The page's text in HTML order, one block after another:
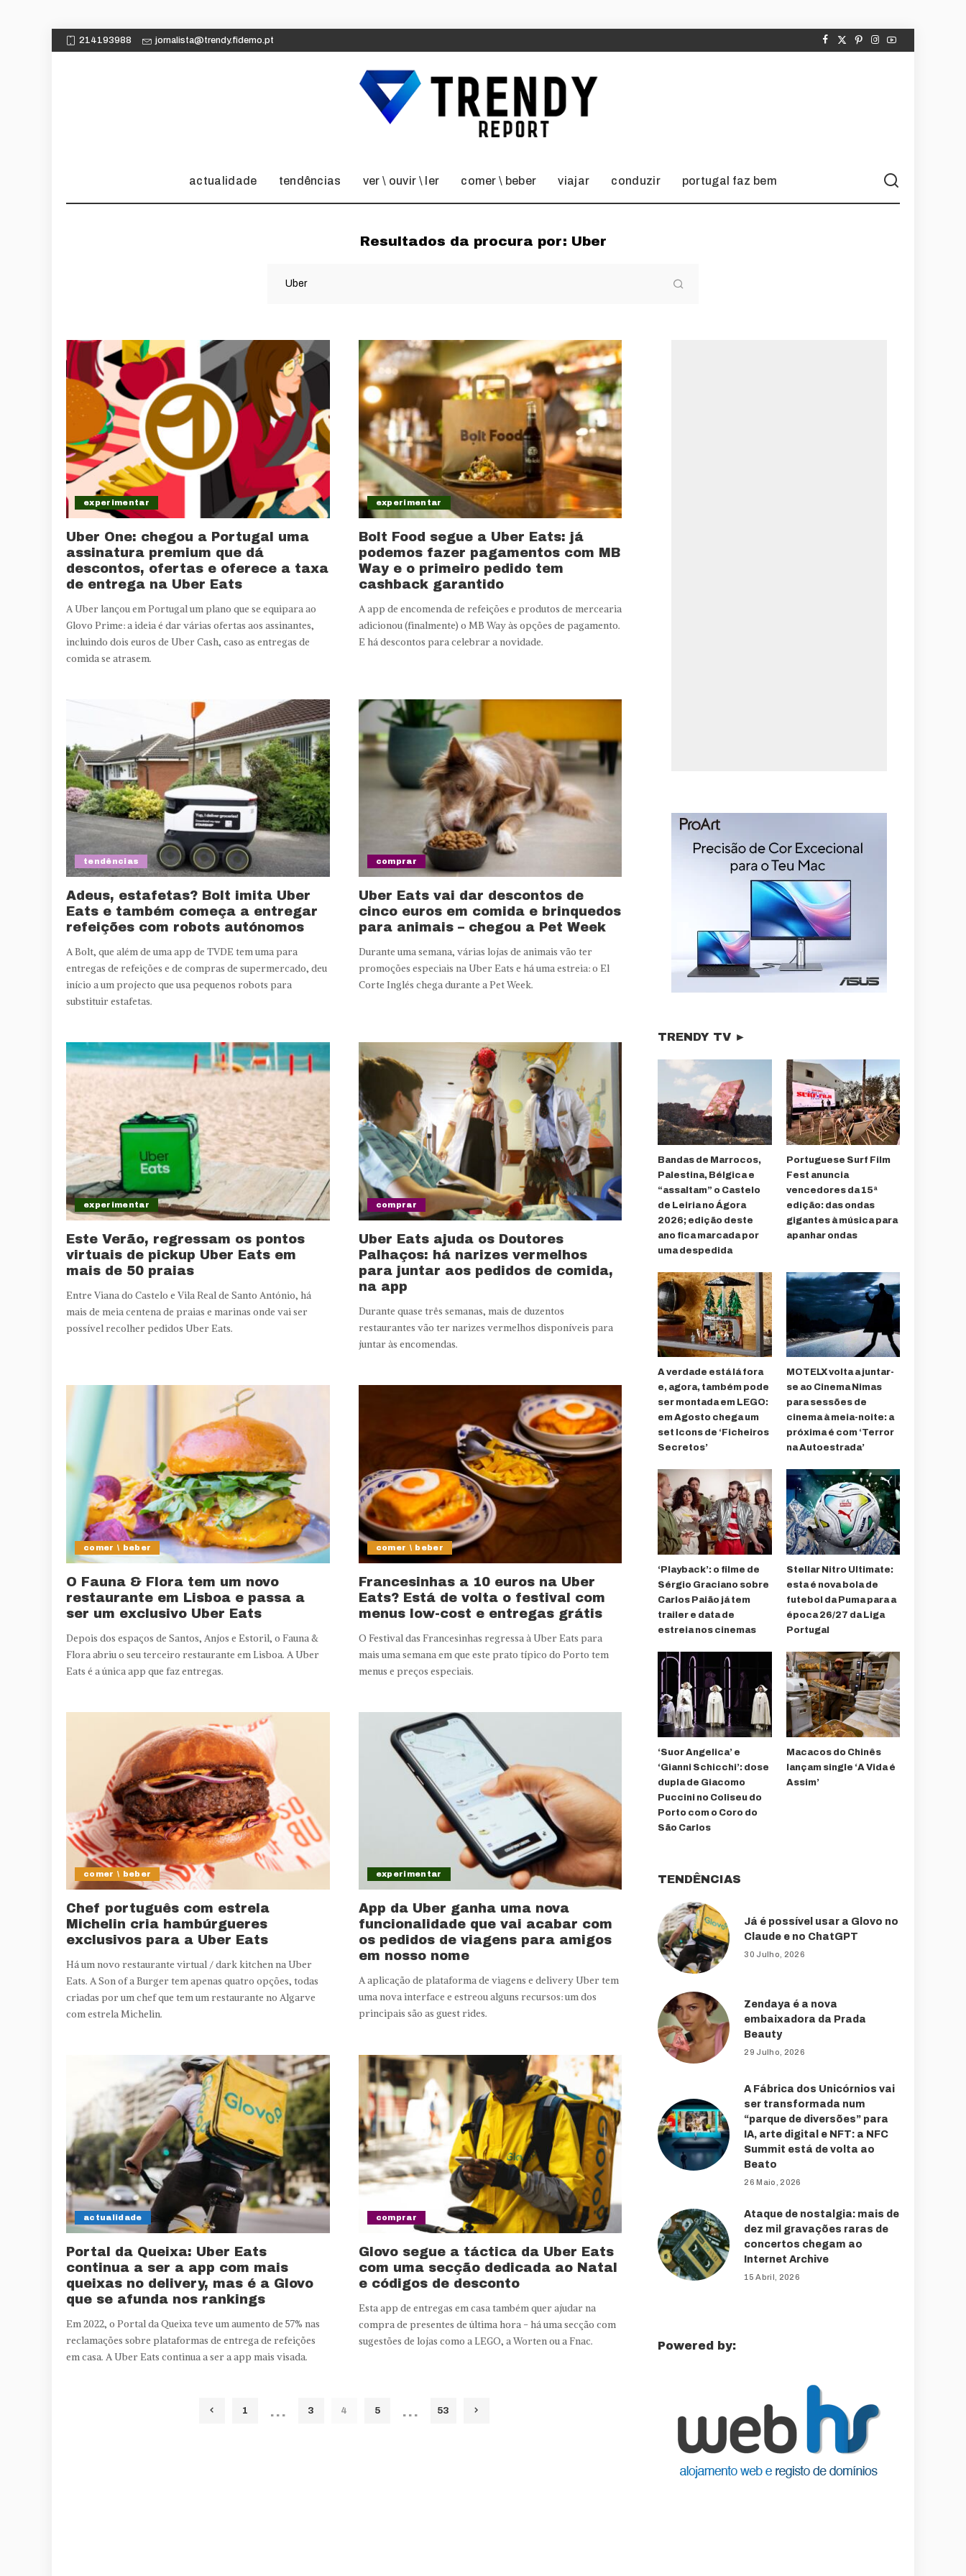
214193988 jornalista@trendy.fidemo.pt
actualidade tendências ver \ ouvir \ ler comer \ beber viajar conduzir portugal faz bem
Resultados da procura por: Uber
experimentar
Uber One: chegou a Portugal uma
assinatura premium que dá
descontos, ofertas e oferece a taxa
de entrega na Uber Eats
A Uber lançou em Portugal um plano que se equipara ao
Glovo Prime: a ideia é dar várias ofertas aos assinantes,
incluindo dois euros de Uber Cash, caso as entregas de
comida se atrasem.
experimentar
Bolt Food segue a Uber Eats: já
podemos fazer pagamentos com MB
Way e o primeiro pedido tem
cashback garantido
A app de encomenda de refeições e produtos de mercearia
adicionou (finalmente) o MB Way às opções de pagamento.
E há descontos para celebrar a novidade.
tendências
Adeus, estafetas? Bolt imita Uber
Eats e também começa a entregar
refeições com robots autónomos
A Bolt, que além de uma app de TVDE tem uma para
entregas de refeições e de compras de supermercado, deu
início a um projecto que usa pequenos robots para
substituir estafetas.
comprar
Uber Eats vai dar descontos de
cinco euros em comida e brinquedos
para animais – chegou a Pet Week
Durante uma semana, várias lojas de animais vão ter
promoções especiais na Uber Eats e há uma estreia: o El
Corte Inglés chega durante a Pet Week.
experimentar
Este Verão, regressam os pontos
virtuais de pickup Uber Eats em
mais de 50 praias
Entre Viana do Castelo e Vila Real de Santo António, há
mais de meia centena de praias e marinas onde vai ser
possível recolher pedidos Uber Eats.
comprar
Uber Eats ajuda os Doutores
Palhaços: há narizes vermelhos
para juntar aos pedidos de comida,
na app
Durante quase três semanas, mais de duzentos
restaurantes vão ter narizes vermelhos disponíveis para
juntar às encomendas.
comer \ beber
O Fauna & Flora tem um novo
restaurante em Lisboa e passa a
ser um exclusivo Uber Eats
Depois dos espaços de Santos, Anjos e Estoril, o Fauna &
Flora abriu o seu terceiro restaurante em Lisboa. A Uber
Eats é a única app que faz entregas.
comer \ beber
Francesinhas a 10 euros na Uber
Eats? Está de volta o festival com
menus low-cost e entregas grátis
O Festival das Francesinhas regressa à Uber Eats para
mais uma semana em que este prato típico do Porto tem
menus e preços especiais.
comer \ beber
Chef português com estrela
Michelin cria hambúrgueres
exclusivos para a Uber Eats
Há um novo restaurante virtual / dark kitchen na Uber
Eats. A Son of a Burger tem apenas quatro opções, todas
criadas por um chef que tem um restaurante no Algarve
com estrela Michelin.
experimentar
App da Uber ganha uma nova
funcionalidade que vai acabar com
os pedidos de viagens para amigos
em nosso nome
A aplicação de plataforma de viagens e delivery Uber tem
uma nova interface e estreou alguns recursos: um dos
principais são as guest rides.
actualidade
Portal da Queixa: Uber Eats
continua a ser a app com mais
queixas no delivery, mas é a Glovo
que se afunda nos rankings
Em 2022, o Portal da Queixa teve um aumento de 57% nas
reclamações sobre plataformas de entrega de refeições
em casa. A Uber Eats continua a ser a app mais visada.
comprar
Glovo segue a táctica da Uber Eats
com uma secção dedicada ao Natal
e códigos de desconto
Esta app de entregas em casa também quer ajudar na
compra de presentes de última hora - há uma secção com
sugestões de lojas como a LEGO, a Worten ou a Fnac.
1 … 3 4 5 … 53
TRENDY TV ►
Bandas de Marrocos,
Palestina, Bélgica e
“assaltam” o Castelo
de Leiria no Ágora
2026; edição deste
ano fica marcada por
uma despedida
Portuguese Surf Film
Fest anuncia
vencedores da 15ª
edição: das ondas
gigantes à música para
apanhar ondas
A verdade está lá fora
e, agora, também pode
ser montada em LEGO:
em Agosto chega um
set Icons de ‘Ficheiros
Secretos’
MOTELX volta a juntar-
se ao Cinema Nimas
para sessões de
cinema à meia-noite: a
próxima é com ‘Terror
na Autoestrada’
‘Playback’: o filme de
Sérgio Graciano sobre
Carlos Paião já tem
trailer e data de
estreia nos cinemas
Stellar Nitro Ultimate:
esta é nova bola de
futebol da Puma para a
época 26/27 da Liga
Portugal
‘Suor Angelica’ e
‘Gianni Schicchi’: dose
dupla de Giacomo
Puccini no Coliseu do
Porto com o Coro do
São Carlos
Macacos do Chinês
lançam single ‘A Vida é
Assim’
TENDÊNCIAS
Já é possível usar a Glovo no
Claude e no ChatGPT
30 Julho, 2026
Zendaya é a nova
embaixadora da Prada
Beauty
29 Julho, 2026
A Fábrica dos Unicórnios vai
ser transformada num
“parque de diversões” para
IA, arte digital e NFT: a NFC
Summit está de volta ao
Beato
26 Maio, 2026
Ataque de nostalgia: mais de
dez mil gravações raras de
concertos chegam ao
Internet Archive
15 Abril, 2026
Powered by: